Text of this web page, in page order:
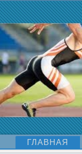
ГЛАВНАЯ